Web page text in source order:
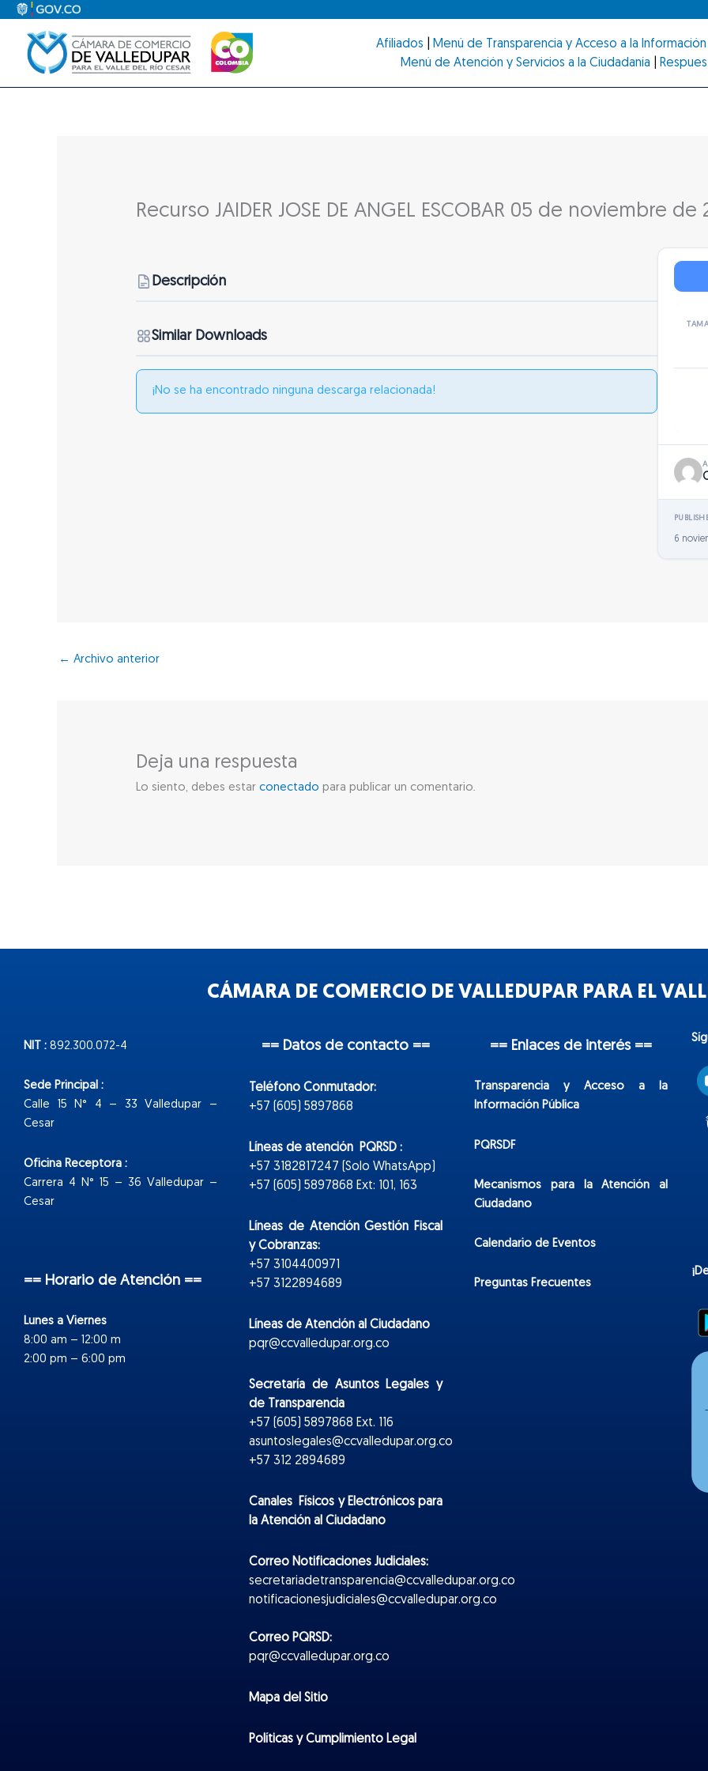
contenido
Afiliados Menú de Transparencia y Acceso a la Información
Menú de Atención y Servicios a la Ciudadanía
Recurso JAIDER JOSE DE ANGEL ESCOBAR 05 de noviembre de
Descripción
Similar Downloads
¡No se ha encontrado ninguna descarga relacionada!
6
← Archivo anterior
Deja una respuesta
Lo siento, debes estarconectado para publicar un comentario.
CÁMARA DE COMERCIO DE VALLEDUPAR PARA EL
NIT : 892.300.072-4
Sede Principal :
Calle 15 N° 4 – 33 Valledupar –
Cesar
Oficina Receptora :
Carrera 4 N° 15 – 36 Valledupar –
Cesar
== Horario de Atención ==
Lunes a Viernes
8:00 am – 12:00 m
2:00 pm – 6:00 pm
== Datos de contacto ==
Teléfono Conmutador:
+57 (605) 5897868
Líneas de atención PQRSD :
+57 3182817247 (Solo WhatsApp)
+57 (605) 5897868 Ext: 101, 163
Líneas de Atención Gestión Fiscal
y Cobranzas:
+57 3104400971
+57 3122894689
Líneas de Atención al Ciudadano
pqr@ccvalledupar.org.co
Secretaría de Asuntos Legales y
de Transparencia
+57 (605) 5897868 Ext. 116
asuntoslegales@ccvalledupar.org.co
+57 312 2894689
Canales Físicos yElectrónicospara
la Atención al Ciudadano
Correo Notificaciones Judiciales:
secretariadetransparencia@ccvalledupar.org.co
notificacionesjudiciales@ccvalledupar.org.co
Correo PQRSD:
pqr@ccvalledupar.org.co
Mapa del Sitio
Políticas y Cumplimiento Legal
== Enlaces de interés ==
Transparencia y Acceso a la
Información Pública
PQRSDF
Mecanismos para la Atención al
Ciudadano
Calendario de Eventos
Preguntas Frecuentes